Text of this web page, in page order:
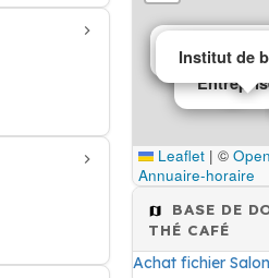
Salons de
Mairie
Institut de
Leaflet | ©
Annuaire-horaire
BASE DE
THÉ CAFÉ
Achat fichier